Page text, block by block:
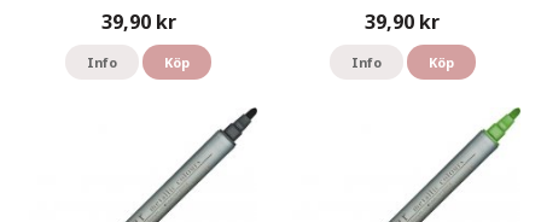
39,90 kr
Info Köp
39,90 kr
Info Köp